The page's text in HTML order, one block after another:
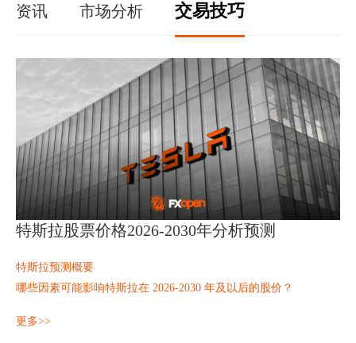
资讯 市场分析 交易技巧
特斯拉股票价格2026-2030年分析预测
特斯拉预测概要
哪些因素可能影响特斯拉在 2026-2030 年及以后的股价？
特斯拉公司概况
更多>>